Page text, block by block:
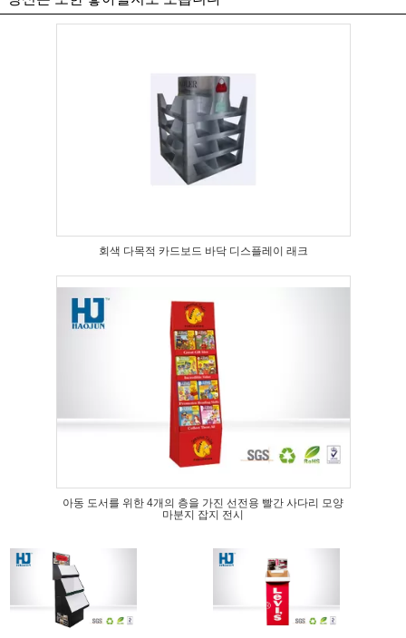
회색 다목적 카드보드 바닥 디스플레이 래크
아동 도서를 위한 4개의 층을 가진 선전용 빨간 사다리 모양
마분지 잡지 전시